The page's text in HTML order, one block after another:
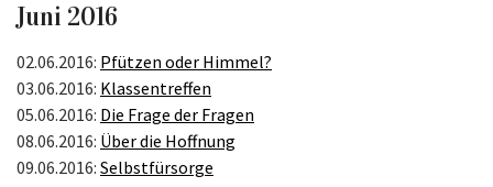
Juni 2016
02.06.2016: Pfützen oder Himmel?
03.06.2016: Klassentreffen
05.06.2016: Die Frage der Fragen
08.06.2016: Über die Hoffnung
09.06.2016: Selbstfürsorge